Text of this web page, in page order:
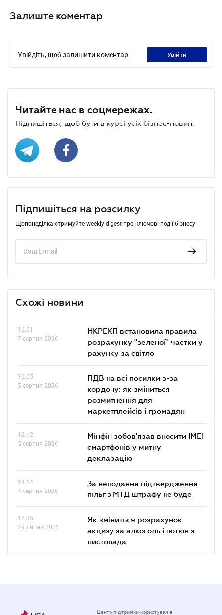
Залиште коментар
Увійдіть, щоб залишити коментар увійти
Читайте нас в соцмережах.
Підпишіться, щоб бути в курсі усіх бізнес-новин.
Підпишіться на розсилку
Щопонеділка отримуйте weekly-digest про ключові події бізнесу
Схожі новини
16.01
7 серпня 2026
НКРЕКП встановила правила
розрахунку "зеленої" частки у
рахунку за світло
16.05
5 серпня 2026
ПДВ на всі посилки з-за
кордону: як зміниться
розмитнення для
маркетплейсів і громадян
12.12
5 серпня 2026
Мінфін зобов'язав вносити IMEI
смартфонів у митну
декларацію
14.14
4 серпня 2026
За неподання підтвердження
пільг з МТД штрафу не буде
12.35
29 липня 2026
Як зміниться розрахунок
акцизу за алкоголь і тютюн з
листопада
Центр підтримки користувачів